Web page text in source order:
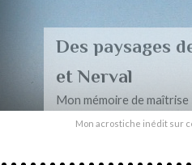
Des paysages
et Nerval
Mon mémoire de maîtrise
Mon acrostiche inédit sur